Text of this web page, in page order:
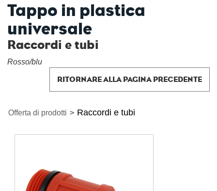
Tappo in plastica
universale
Raccordi e tubi
Rosso/blu
RITORNARE ALLA PAGINA PRECEDENTE
Offerta di prodotti > Raccordi e tubi